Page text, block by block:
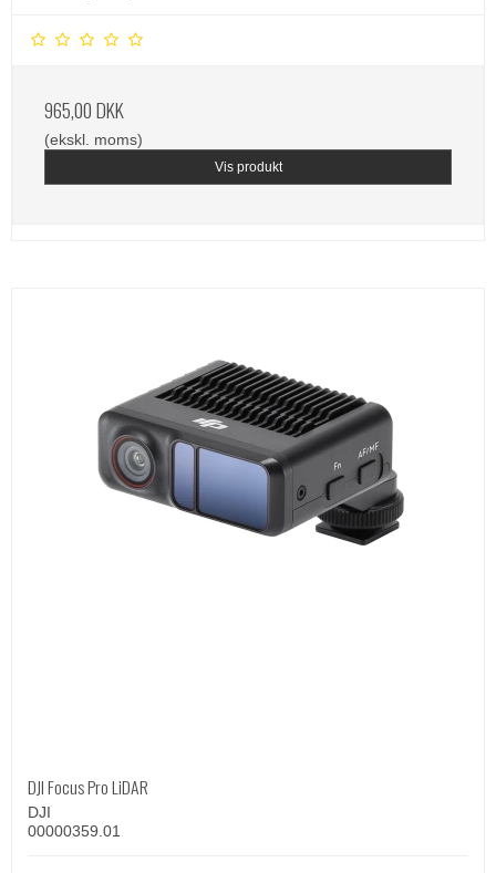
965,00 DKK
(ekskl. moms)
Vis produkt
DJI Focus Pro LiDAR
DJI
00000359.01